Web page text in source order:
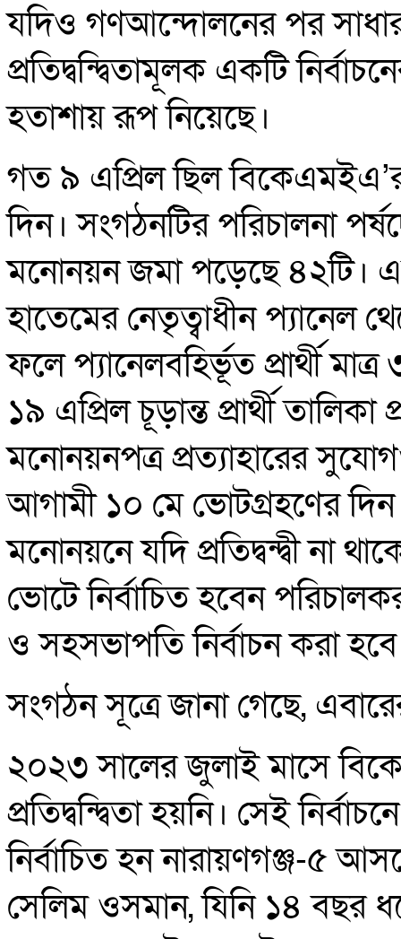
যদিও গণআন্দোলনের পর
প্রতিদ্বন্দ্বিতামূলক একটি
হতাশায় রূপ নিয়েছে।
গত ৯ এপ্রিল ছিল
দিন। সংগঠনটির পরিচালনা
মনোনয়ন জমা পড়েছে ৪২টি।
হাতেমের নেতৃত্বাধীন
ফলে প্যানেলবহির্ভূত প্রার্থী
১৯ এপ্রিল চূড়ান্ত প্রার্থী
মনোনয়নপত্র প্রত্যাহারের
আগামী ১০ মে ভোটগ্রহণের দিন
মনোনয়নে যদি প্রতিদ্বন্দ্বী না
ভোটে নির্বাচিত হবেন
ও সহসভাপতি নির্বাচন করা
সংগঠন সূত্রে জানা গেছে,
২০২৩ সালের জুলাই মাসে
প্রতিদ্বন্দ্বিতা হয়নি। সেই
নির্বাচিত হন নারায়ণগঞ্জ-৫
সেলিম ওসমান, যিনি ১৪ বছর